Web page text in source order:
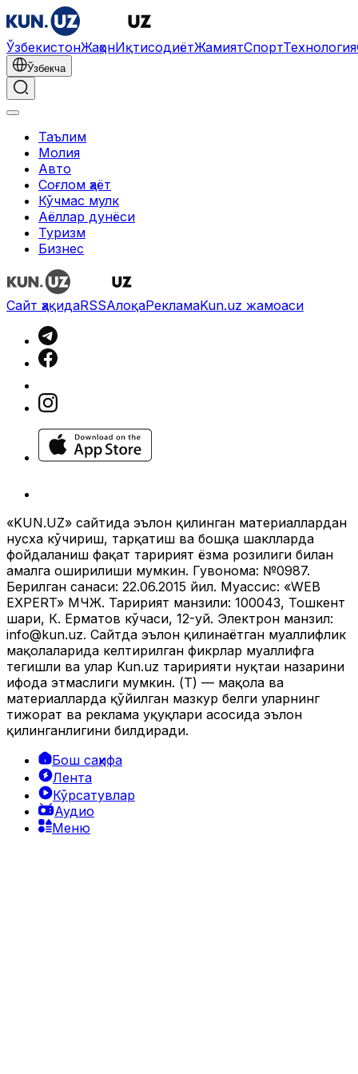
ЎзбекистонЖаҳонИқтисодиётЖамиятСпортТехнология
Ўзбекча
Таълим
Молия
Авто
Соғлом ҳаёт
Кўчмас мулк
Аёллар дунёси
Туризм
Бизнес
Сайт ҳақидаRSSАлоқаРекламаKun.uz жамоаси
«KUN.UZ» сайтида эълон қилинган материаллардан
нусха кўчириш, тарқатиш ва бошқа шаклларда
фойдаланиш фақат таҳририят ёзма розилиги билан
амалга оширилиши мумкин. Гувоҳнома: №0987.
Берилган санаси: 22.06.2015 йил. Муассис: «WEB
EXPERT» МЧЖ. Таҳририят манзили: 100043, Тошкент
шаҳри, К. Ерматов кўчаси, 12-уй. Электрон манзил:
info@kun.uz. Сайтда эълон қилинаётган муаллифлик
мақолаларида келтирилган фикрлар муаллифга
тегишли ва улар Kun.uz таҳририяти нуқтаи назарини
ифода этмаслиги мумкин. (Т) — мақола ва
материалларда қўйилган мазкур белги уларнинг
тижорат ва реклама ҳуқуқлари асосида эълон
қилинганлигини билдиради.
Бош саҳифа
Лента
Кўрсатувлар
Аудио
Меню